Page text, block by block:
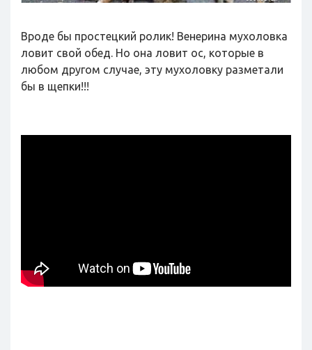
Вроде бы простецкий ролик! Венерина мухоловка
ловит свой обед. Но она ловит ос, которые в
любом другом случае, эту мухоловку разметали
бы в щепки!!!